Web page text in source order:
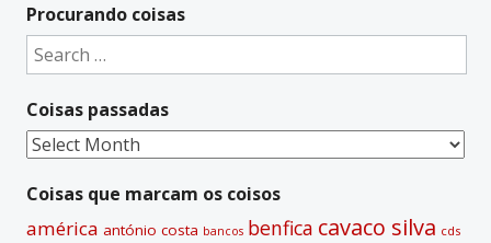
Procurando coisas
Search
for:
Coisas passadas
Coisas
Coisas que marcam os coisos
américa antónio costa bancos benfica cavaco silva cds